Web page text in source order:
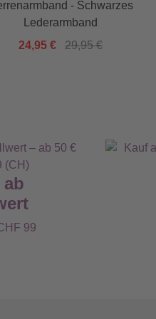
- Schwarzes
Lederarmband
24,95 €
29,95 €
ab
99